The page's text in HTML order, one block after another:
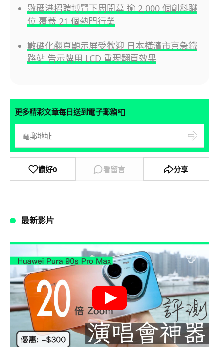
數碼港招聘博覽下周開幕 逾 2,000 個創科職
位 覆蓋 21 個熱門行業
數碼化翻頁顯示屏受歡迎 日本橫濱市京急鐵
路站 告示牌用 LCD 重現翻頁效果
更多精彩文章每日送到電子郵箱📮
讚好0 看留言 分享
最新影片